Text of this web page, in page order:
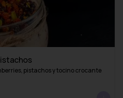
pistachos y tocino crocante